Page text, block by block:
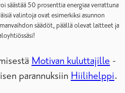
säästää 50 prosenttia energiaa verrattuna
valintoja ovat esimerkiksi asunnon
säädöt, päällä olevat laitteet ja
Motivan kuluttajille -
parannuksiin Hiilihelppi.